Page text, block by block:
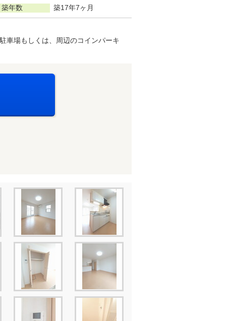
築年数 築17年7ヶ月
車場もしくは、周辺のコインパーキ